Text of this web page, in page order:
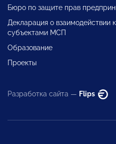
Бюро по защите прав
Декларация о взаимодействии
субъектами МСП
Образование
Проекты
Разработка сайта — Flips